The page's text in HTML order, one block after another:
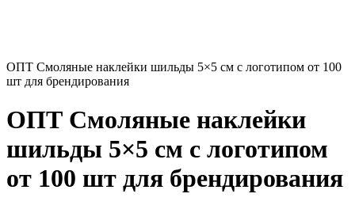
ОПТ Смоляные наклейки шильды 5×5 см с логотипом от 100
шт для брендирования
ОПТ Смоляные наклейки
шильды 5×5 см с логотипом
от 100 шт для брендирования